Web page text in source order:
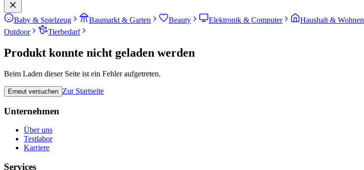
Baby & Spielzeug Baumarkt & Garten Beauty Elektronik & Computer Haushalt & Wohnen
Outdoor
Tierbedarf
Produkt konnte nicht geladen werden
Beim Laden dieser Seite ist ein Fehler aufgetreten.
Erneut versuchen Zur Startseite
Unternehmen
Über uns
Testlabor
Karriere
Services